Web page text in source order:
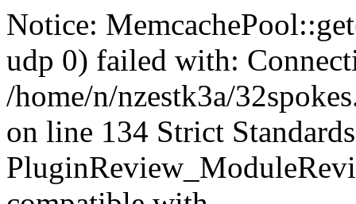
Notice:
udp 0) failed with:
/home/n/nzestk3a/
on line 134 Strict